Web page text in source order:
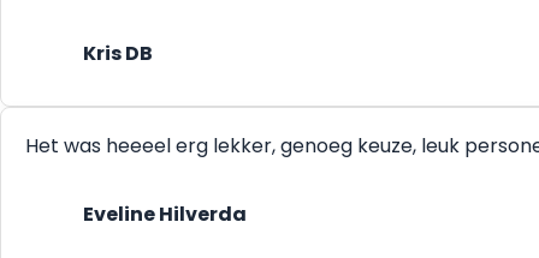
Kris DB
Het was heeeel erg lekker, genoeg keuze, leuk
Eveline Hilverda